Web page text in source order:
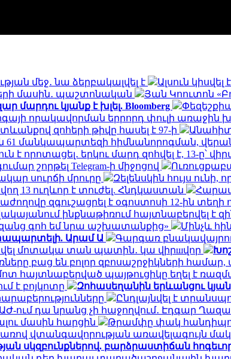
մեջ․ նա ձերբակալվել է
Ալսուն
մասին․ պաշտոնական
Յան Կոուտոն
մարդու կյանք է խլել. Bloomberg
որակավորման երրորդ փուլի առաջին
զոհերի թիվը հասել է 97-ի
Անահիտ
61 մանկապարտեզի հիմնանորոգման,
որոտացել․ երկու մարդ զոհվել է, 13-ը՝
շորթել Telegram-ի միջոցով
սուրճի մրուրը
Զելենսկին հույս
13 ուղևոր է տուժել. Հնդկաստան
զգուշացրել է օգոստոսի 12-ին
ինքնաթիռում հայտնաբերվել է
գոհ եմ նրա աշխատանքից»
Մինչև
Արամ Ա
Գարգառ
մոտակա տան պատին․ կա վիրшվոր
բաց են բոլոր զբոսաշրջիկների
հայտնաբերված պայթուցիկը եղել է
է բոյկոտը
Զոհասեղանին երևանցու
Ընդլայնվել է
ԱԺ-ում դա նրանց չի հաջողվում․ Էդգար
մասին հարցին
Թրամփը փակ
վտանգավորության առավելագույն
սկզբունքներով. բարձրաստիճան